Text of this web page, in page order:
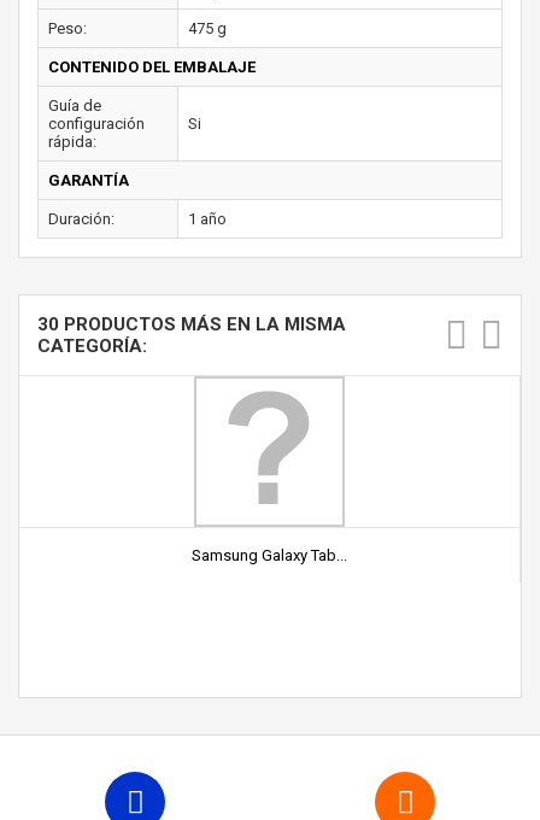
Peso: 475 g
CONTENIDO DEL EMBALAJE
Guía de
configuración
rápida:
Si
GARANTÍA
Duración: 1 año
30 PRODUCTOS MÁS EN LA MISMA
CATEGORÍA:
Samsung Galaxy Tab...